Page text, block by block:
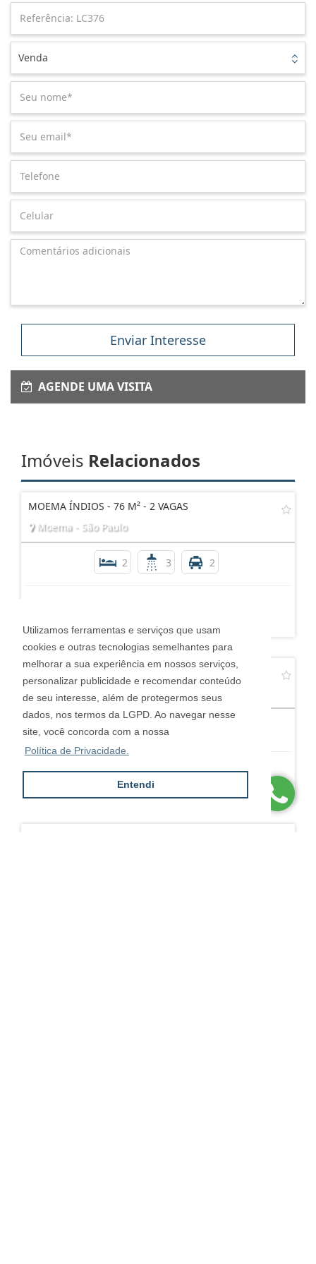
Utilizamos ferramentas e serviços que usam
cookies e outras tecnologias semelhantes para
melhorar a sua experiência em nossos serviços,
personalizar publicidade e recomendar conteúdo
de seu interesse, além de protegermos seus
dados, nos termos da LGPD. Ao navegar nesse
site, você concorda com a nossa
Política de Privacidade.
Entendi
Venda
Enviar Interesse
AGENDE UMA VISITA
Imóveis Relacionados
MOEMA ÍNDIOS - 76 M² - 2 VAGAS
Moema - São Paulo
2 3 2
Consultar
VISTA DESLUMBRANTE - 2 VAGAS
Vila Mariana - São Paulo
2 2
R$ 1.200.000,00